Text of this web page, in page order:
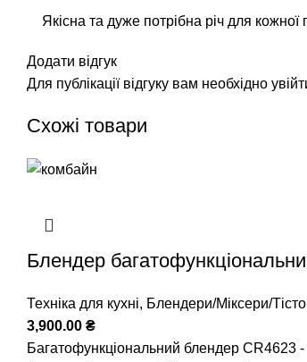
Якісна та дуже потрібна річ для
Додати відгук
Для публікації відгуку вам необхідно
Схожі товари
Блендер
Техніка для кухні, Блендери/Міксери/
3,900.00 ₴
Багатофункціональний блендер CR4623 -